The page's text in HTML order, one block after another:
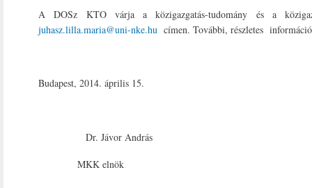
A DOSz KTO várja a közigazgatás-tudomány és a
juhasz.lilla.maria@uni-nke.hu címen. További, részletes
Budapest, 2014. április 15.
Dr. Jávor
MKK elnök